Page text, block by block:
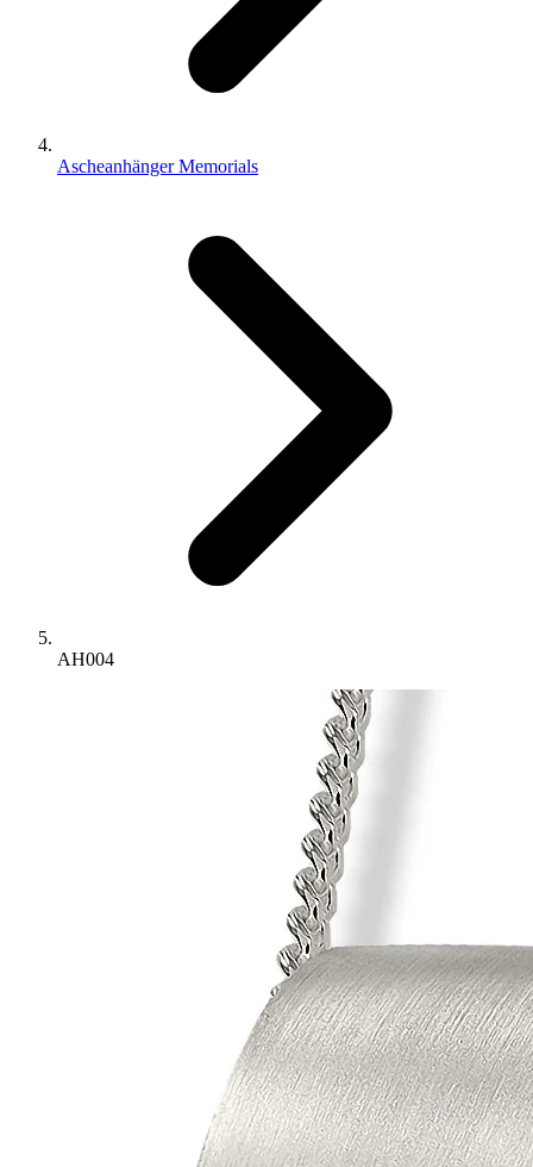
Ascheanhänger Memorials
AH004